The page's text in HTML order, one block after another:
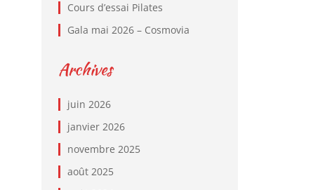
Cours d’essai Pilates
Gala mai 2026 – Cosmovia
Archives
juin 2026
janvier 2026
novembre 2025
août 2025